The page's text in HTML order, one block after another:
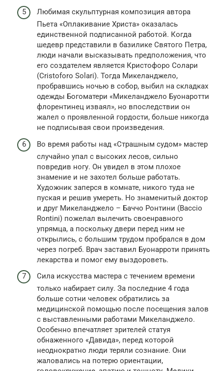
Любимая скульптурная композиция автора
Пьета «Оплакивание Христа» оказалась
единственной подписанной работой. Когда
шедевр представили в базилике Святого Петра,
люди начали высказывать предположения, что
его создателем является Кристофоро Солари
(Cristoforo Solari). Тогда Микеланджело,
пробравшись ночью в собор, выбил на складках
одежды Богоматери «Микеланджело Буонаротти
флорентинец изваял», но впоследствии он
жалел о проявленной гордости, больше никогда
не подписывая свои произведения.
Во время работы над «Страшным судом» мастер
случайно упал с высоких лесов, сильно
повредив ногу. Он увидел в этом плохое
знамение и не захотел больше работать.
Художник заперся в комнате, никого туда не
пуская и решив умереть. Но знаменитый доктор
и друг Микеланджело – Баччо Ронтини (Baccio
Rontini) пожелал вылечить своенравного
упрямца, а поскольку двери перед ним не
открылись, с большим трудом пробрался в дом
через погреб. Врач заставил Буонарроти принять
лекарства и помог ему выздороветь.
Сила искусства мастера с течением времени
только набирает силу. За последние 4 года
больше сотни человек обратились за
медицинской помощью после посещения залов
с выставленными работами Микеланджело.
Особенно впечатляет зрителей статуя
обнаженного «Давида», перед которой
неоднократно люди теряли сознание. Они
жаловались на потерю ориентации,